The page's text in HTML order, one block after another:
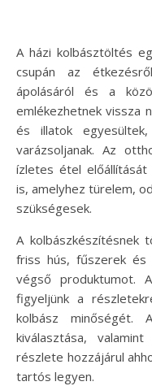
A házi kolbásztöltés egy varázslatos élmény, amely nem
csupán az
ápolásáról és a
emlékezhetnek vissza
és illatok
varázsoljanak. Az
ízletes étel
is, amelyhez türelem,
szükségesek.
A kolbászkészítésnek
friss hús, fűszerek
végső produktumot.
figyeljünk a
kolbász minőségét.
kiválasztása,
részlete hozzájárul
tartós legyen.